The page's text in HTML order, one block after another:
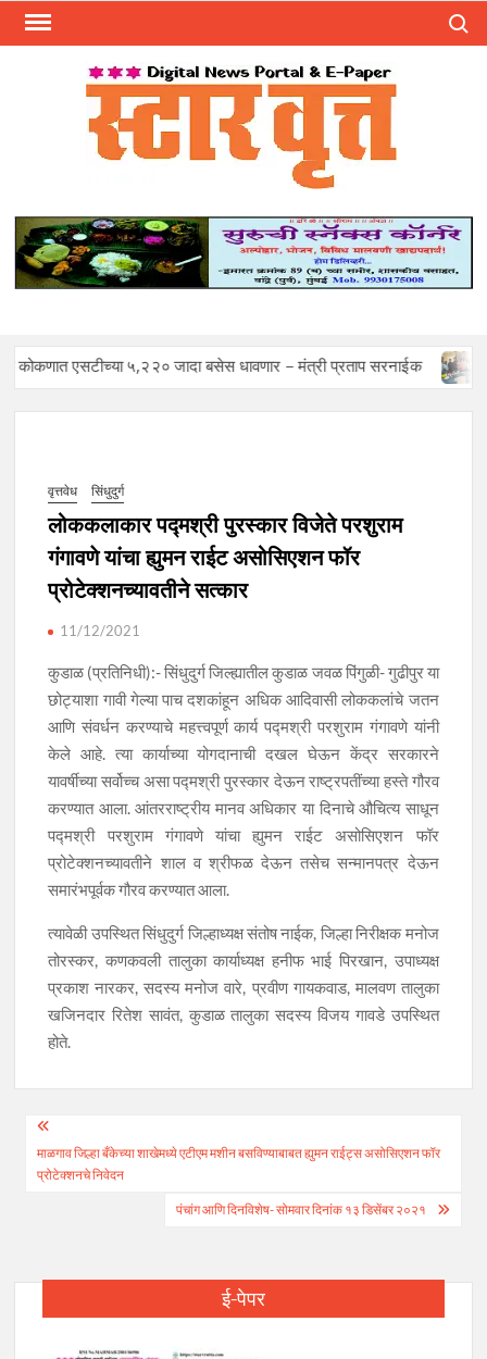
Skip
एसटीच्या ५,२२० जादा बसेस धावणार – मंत्री प्रताप सरनाईक
वृत्तवेध सिंधुदुर्ग
लोककलाकार पद्मश्री पुरस्कार विजेते परशुराम
गंगावणे यांचा ह्युमन राईट असोसिएशन फॉर
प्रोटेक्शनच्यावतीने सत्कार
11/12/2021
कुडाळ (प्रतिनिधी):- सिंधुदुर्ग जिल्ह्यातील कुडाळ जवळ पिंगुळी- गुढीपुर या
छोट्याशा गावी गेल्या पाच दशकांहून अधिक आदिवासी लोककलांचे जतन
आणि संवर्धन करण्याचे महत्त्वपूर्ण कार्य पद्मश्री परशुराम गंगावणे यांनी
केले आहे. त्या कार्याच्या योगदानाची दखल घेऊन केंद्र सरकारने
यावर्षीच्या सर्वोच्च असा पद्मश्री पुरस्कार देऊन राष्ट्रपतींच्या हस्ते गौरव
करण्यात आला. आंतरराष्ट्रीय मानव अधिकार या दिनाचे औचित्य साधून
पद्मश्री परशुराम गंगावणे यांचा ह्युमन राईट असोसिएशन फॉर
प्रोटेक्शनच्यावतीने शाल व श्रीफळ देऊन तसेच सन्मानपत्र देऊन
समारंभपूर्वक गौरव करण्यात आला.
त्यावेळी उपस्थित सिंधुदुर्ग जिल्हाध्यक्ष संतोष नाईक, जिल्हा निरीक्षक मनोज
तोरस्कर, कणकवली तालुका कार्याध्यक्ष हनीफ भाई पिरखान, उपाध्यक्ष
प्रकाश नारकर, सदस्य मनोज वारे, प्रवीण गायकवाड, मालवण तालुका
खजिनदार रितेश सावंत, कुडाळ तालुका सदस्य विजय गावडे उपस्थित
होते.
Post
navigation
माळगाव जिल्हा बँकेच्या शाखेमध्ये एटीएम मशीन बसविण्याबाबत ह्युमन राईट्स असोसिएशन फॉर
प्रोटेक्शनचे निवेदन
पंचांग आणि दिनविशेष- सोमवार दिनांक १३ डिसेंबर २०२१
ई-पेपर